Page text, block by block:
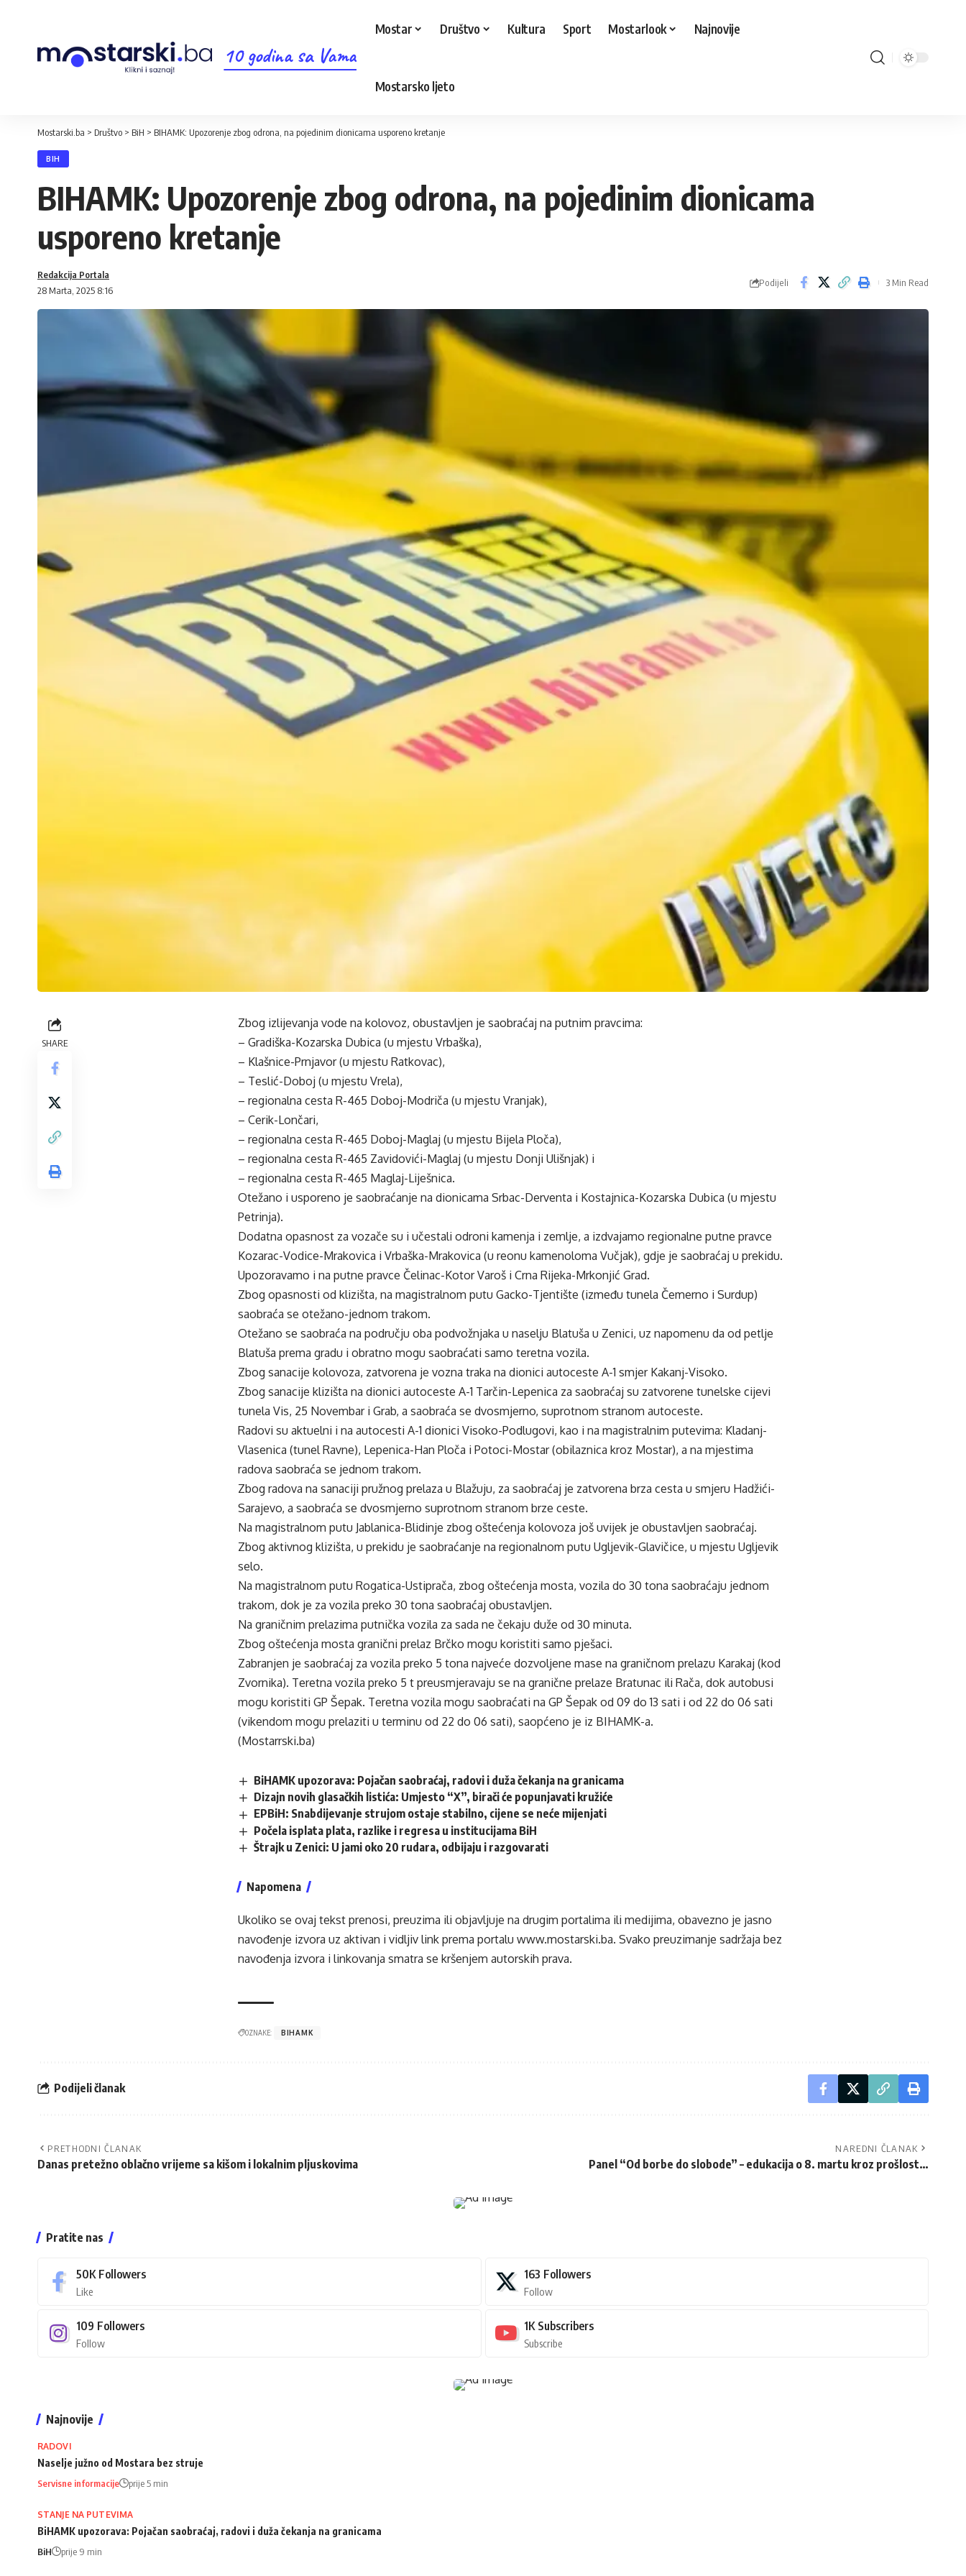
10 godina sa Vama
Mostar Društvo Kultura Sport Mostarlook Najnovije
Mostarsko ljeto
Mostarski.ba > Društvo > BiH > BIHAMK: Upozorenje zbog odrona, na pojedinim dionicama usporeno kretanje
BIH
BIHAMK: Upozorenje zbog odrona, na pojedinim dionicama
usporeno kretanje
28 Marta, 2025 8:16
Redakcija Portala
Podijeli 3 Min Read
SHARE
Zbog izlijevanja vode na kolovoz, obustavljen je saobraćaj na putnim pravcima:
– Gradiška-Kozarska Dubica (u mjestu Vrbaška),
– Klašnice-Prnjavor (u mjestu Ratkovac),
– Teslić-Doboj (u mjestu Vrela),
– regionalna cesta R-465 Doboj-Modriča (u mjestu Vranjak),
– Cerik-Lončari,
– regionalna cesta R-465 Doboj-Maglaj (u mjestu Bijela Ploča),
– regionalna cesta R-465 Zavidovići-Maglaj (u mjestu Donji Ulišnjak) i
– regionalna cesta R-465 Maglaj-Liješnica.
Otežano i usporeno je saobraćanje na dionicama Srbac-Derventa i Kostajnica-Kozarska Dubica (u mjestu
Petrinja).
Dodatna opasnost za vozače su i učestali odroni kamenja i zemlje, a izdvajamo regionalne putne pravce
Kozarac-Vodice-Mrakovica i Vrbaška-Mrakovica (u reonu kamenoloma Vučjak), gdje je saobraćaj u prekidu.
Upozoravamo i na putne pravce Čelinac-Kotor Varoš i Crna Rijeka-Mrkonjić Grad.
Zbog opasnosti od klizišta, na magistralnom putu Gacko-Tjentište (između tunela Čemerno i Surdup)
saobraća se otežano-jednom trakom.
Otežano se saobraća na području oba podvožnjaka u naselju Blatuša u Zenici, uz napomenu da od petlje
Blatuša prema gradu i obratno mogu saobraćati samo teretna vozila.
Zbog sanacije kolovoza, zatvorena je vozna traka na dionici autoceste A-1 smjer Kakanj-Visoko.
Zbog sanacije klizišta na dionici autoceste A-1 Tarčin-Lepenica za saobraćaj su zatvorene tunelske cijevi
tunela Vis, 25 Novembar i Grab, a saobraća se dvosmjerno, suprotnom stranom autoceste.
Radovi su aktuelni i na autocesti A-1 dionici Visoko-Podlugovi, kao i na magistralnim putevima: Kladanj-
Vlasenica (tunel Ravne), Lepenica-Han Ploča i Potoci-Mostar (obilaznica kroz Mostar), a na mjestima
radova saobraća se jednom trakom.
Zbog radova na sanaciji pružnog prelaza u Blažuju, za saobraćaj je zatvorena brza cesta u smjeru Hadžići-
Sarajevo, a saobraća se dvosmjerno suprotnom stranom brze ceste.
Na magistralnom putu Jablanica-Blidinje zbog oštećenja kolovoza još uvijek je obustavljen saobraćaj.
Zbog aktivnog klizišta, u prekidu je saobraćanje na regionalnom putu Ugljevik-Glavičice, u mjestu Ugljevik
selo.
Na magistralnom putu Rogatica-Ustiprača, zbog oštećenja mosta, vozila do 30 tona saobraćaju jednom
trakom, dok je za vozila preko 30 tona saobraćaj obustavljen.
Na graničnim prelazima putnička vozila za sada ne čekaju duže od 30 minuta.
Zbog oštećenja mosta granični prelaz Brčko mogu koristiti samo pješaci.
Zabranjen je saobraćaj za vozila preko 5 tona najveće dozvoljene mase na graničnom prelazu Karakaj (kod
Zvornika). Teretna vozila preko 5 t preusmjeravaju se na granične prelaze Bratunac ili Rača, dok autobusi
mogu koristiti GP Šepak. Teretna vozila mogu saobraćati na GP Šepak od 09 do 13 sati i od 22 do 06 sati
(vikendom mogu prelaziti u terminu od 22 do 06 sati), saopćeno je iz BIHAMK-a.
(Mostarrski.ba)
BiHAMK upozorava: Pojačan saobraćaj, radovi i duža čekanja na granicama
Dizajn novih glasačkih listića: Umjesto “X”, birači će popunjavati kružiće
EPBiH: Snabdijevanje strujom ostaje stabilno, cijene se neće mijenjati
Počela isplata plata, razlike i regresa u institucijama BiH
Štrajk u Zenici: U jami oko 20 rudara, odbijaju i razgovarati
Napomena
Ukoliko se ovaj tekst prenosi, preuzima ili objavljuje na drugim portalima ili medijima, obavezno je jasno
navođenje izvora uz aktivan i vidljiv link prema portalu www.mostarski.ba. Svako preuzimanje sadržaja bez
navođenja izvora i linkovanja smatra se kršenjem autorskih prava.
OZNAKE: BIHAMK
Podijeli članak
PRETHODNI ČLANAK
Danas pretežno oblačno vrijeme sa kišom i lokalnim pljuskovima
NAREDNI ČLANAK
Panel “Od borbe do slobode” – edukacija o 8. martu kroz prošlost…
Pratite nas
50K Followers
Like
163 Followers
Follow
109 Followers
Follow
1K Subscribers
Subscribe
Najnovije
RADOVI
Naselje južno od Mostara bez struje
Servisne informacije prije 5 min
STANJE NA PUTEVIMA
BiHAMK upozorava: Pojačan saobraćaj, radovi i duža čekanja na granicama
BiH prije 9 min